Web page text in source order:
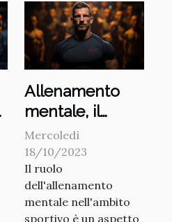
Allenamento
mentale, il
vantaggio
invisibile degli
atleti
Mercoledì
18/10/2023
Il ruolo
dell'allenamento
mentale nell'ambito
sportivo è un aspetto